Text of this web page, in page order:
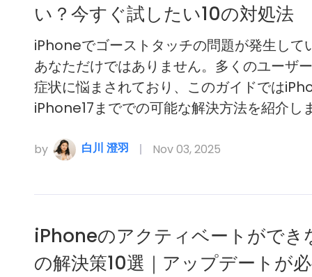
い？今すぐ試したい10の対処法
iPhoneでゴーストタッチの問題が発生して
あなただけではありません。多くのユーザ
症状に悩まされており、このガイドでは
iPhone17まででの可能な解決方法を紹介し
by 白川 澄羽 Nov 03, 2025
iPhoneのアクティベートができ
の解決策10選｜アップデートが